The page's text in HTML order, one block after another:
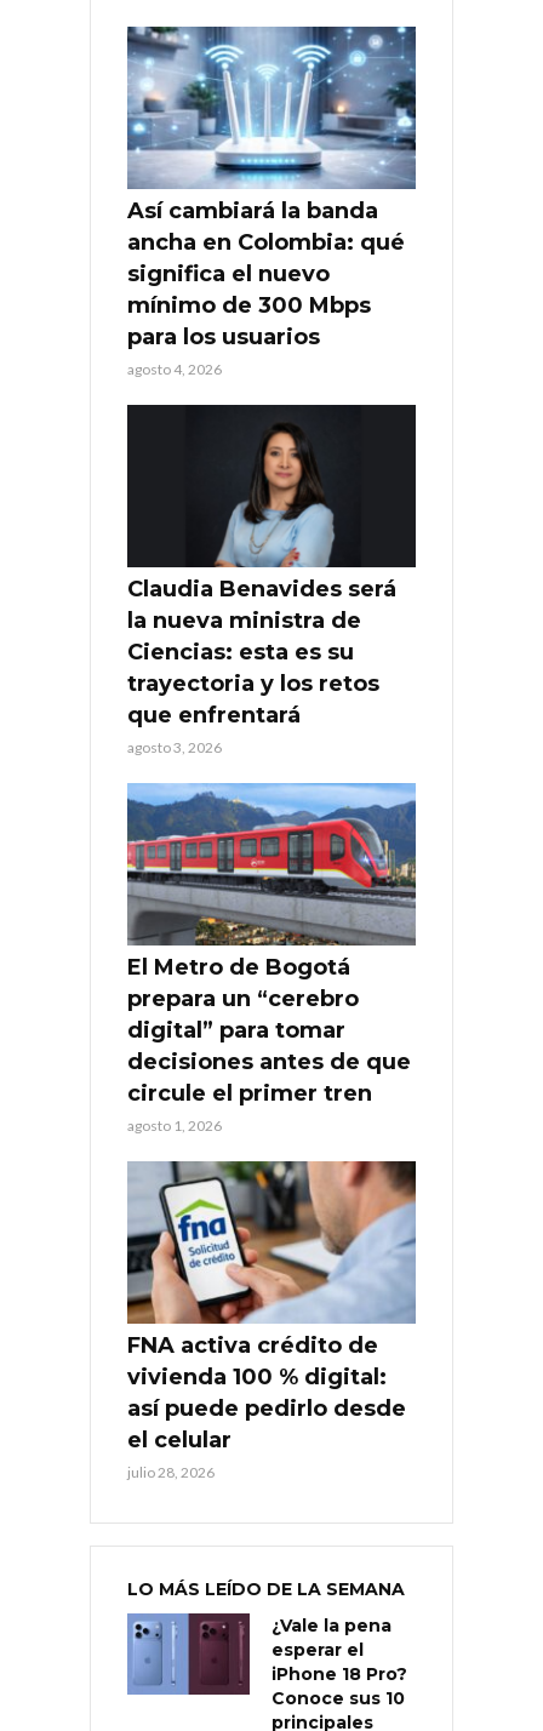
Así cambiará la banda
ancha en Colombia: qué
significa el nuevo
mínimo de 300 Mbps
para los usuarios
agosto 4, 2026
Claudia Benavides será
la nueva ministra de
Ciencias: esta es su
trayectoria y los retos
que enfrentará
agosto 3, 2026
El Metro de Bogotá
prepara un “cerebro
digital” para tomar
decisiones antes de que
circule el primer tren
agosto 1, 2026
FNA activa crédito de
vivienda 100 % digital:
así puede pedirlo desde
el celular
julio 28, 2026
LO MÁS LEÍDO DE LA SEMANA
¿Vale la pena
esperar el
iPhone 18 Pro?
Conoce sus 10
principales